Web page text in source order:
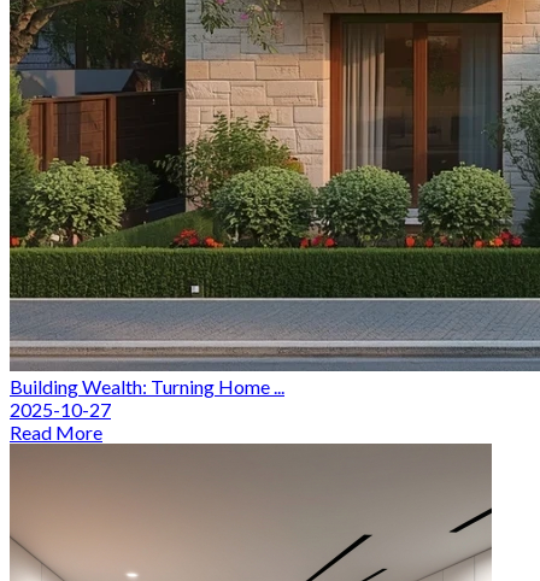
Building Wealth: Turning Home ...
2025-10-27
Read More